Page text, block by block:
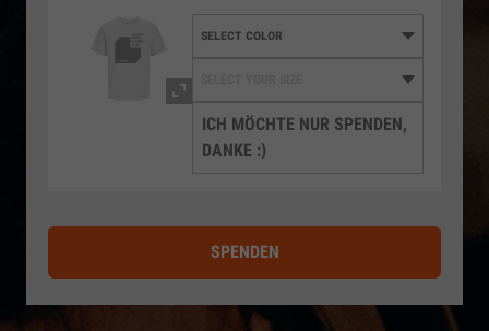
ICH MÖCHTE NUR SPENDEN,
DANKE :)
SPENDEN